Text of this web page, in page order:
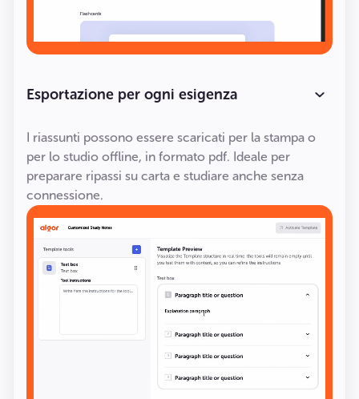
Esportazione per ogni esigenza
I riassunti possono essere scaricati per la stampa o
per lo studio offline, in formato pdf. Ideale per
preparare ripassi su carta e studiare anche senza
connessione.